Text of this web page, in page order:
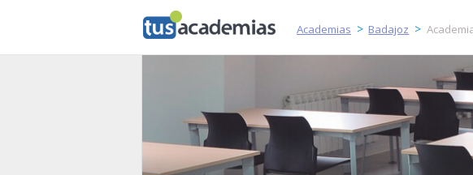
tusacademias
Academias > Badajoz >